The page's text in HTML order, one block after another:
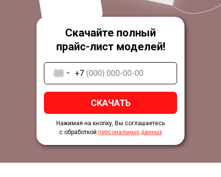
Скачайте полный
прайс-лист моделей!
+7
СКАЧАТЬ
Нажимая на кнопку, Вы соглашаетесь
с обработкой персональных данных